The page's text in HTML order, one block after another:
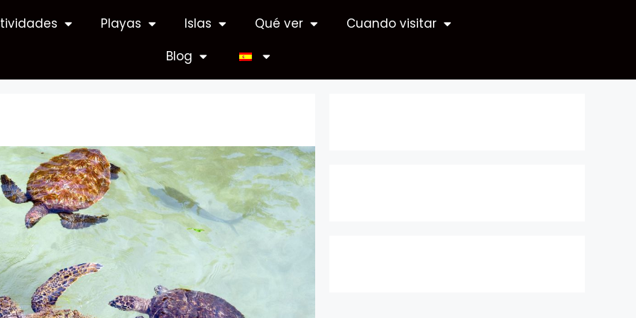
Playas Islas Qué ver
Cuando visitar
Blog